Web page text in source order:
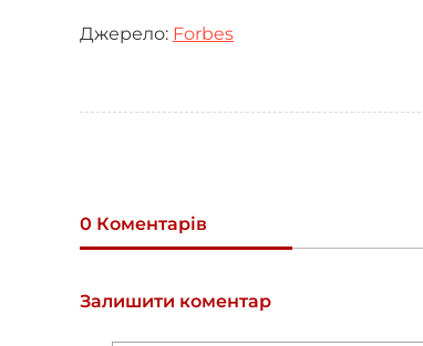
Джерело: Forbes
0 Коментарів
Залишити коментар